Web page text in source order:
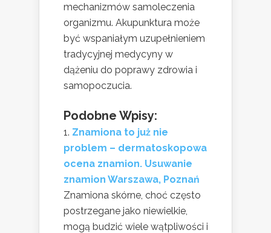
mechanizmów samoleczenia
organizmu. Akupunktura może
być wspaniałym uzupełnieniem
tradycyjnej medycyny w
dążeniu do poprawy zdrowia i
samopoczucia.
Podobne Wpisy:
Znamiona to już nie
problem – dermatoskopowa
ocena znamion. Usuwanie
znamion Warszawa, Poznań
Znamiona skórne, choć często
postrzegane jako niewielkie,
mogą budzić wiele wątpliwości i